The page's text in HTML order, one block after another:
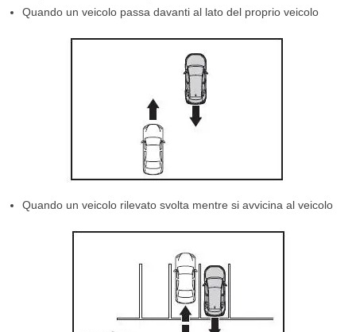
Quando un veicolo passa davanti al lato del proprio veicolo
Quando un veicolo rilevato svolta mentre si avvicina al veicolo